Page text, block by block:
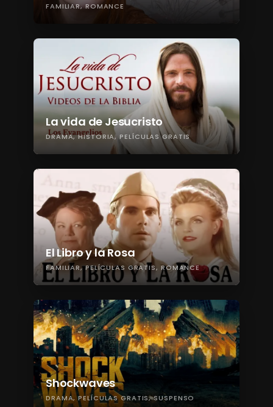
FAMILIAR ROMANCE
La vida de Jesucristo
DRAMA HISTORIA PELÍCULAS GRATIS
El Libro y la Rosa
FAMILIAR PELÍCULAS GRATIS ROMANCE
Shockwaves
DRAMA PELÍCULAS GRATIS SUSPENSO